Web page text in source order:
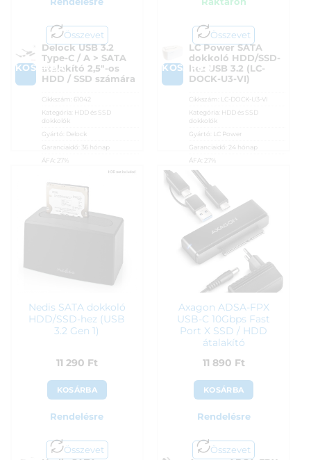
Összevet
KOSÁRBA
Delock USB 3.2
Type-C / A > SATA
átalakító 2,5″-os
HDD / SSD számára
Cikkszám: 61042
Kategória: HDD és SSD
dokkolók
Gyártó: Delock
Garanciaidő:
36 hónap
ÁFA:
27%
Összevet
KOSÁRBA
LC Power SATA
dokkoló HDD/SSD-
hez USB 3.2 (LC-
DOCK-U3-VI)
Cikkszám: LC-DOCK-U3-VI
Kategória: HDD és SSD
dokkolók
Gyártó: LC Power
Garanciaidő:
24 hónap
ÁFA:
27%
Azonosító:
10 990 Ft
Nedis SATA dokkoló
HDD/SSD-hez (USB
3.2 Gen 1)
11 290 Ft
KOSÁRBA
Rendelésre
Összevet
Axagon ADSA-FPX
USB-C 10Gbps Fast
Port X SSD / HDD
átalakító
11 890 Ft
KOSÁRBA
Rendelésre
Összevet